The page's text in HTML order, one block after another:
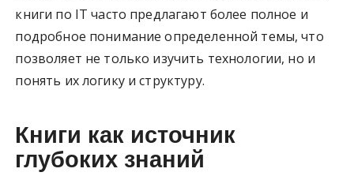
книги по IT часто предлагают более полное и
подробное понимание определенной темы, что
позволяет не только изучить технологии, но и
понять их логику и структуру.
Книги как источник
глубоких знаний